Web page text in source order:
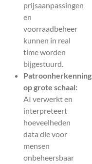
prijsaanpassingen
en
voorraadbeheer
kunnen in real
time worden
bijgestuurd.
Patroonherkenning
op grote schaal:
AI verwerkt en
interpreteert
hoeveelheden
data die voor
mensen
onbeheersbaar